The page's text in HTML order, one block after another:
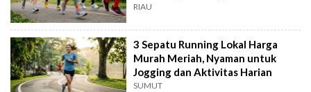
RIAU
3 Sepatu Running Lokal Harga
Murah Meriah, Nyaman untuk
Jogging dan Aktivitas Harian
SUMUT